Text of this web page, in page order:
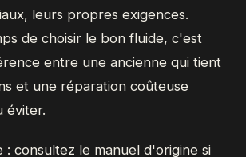
leurs propres exigences.
de choisir le bon fluide, c'est
entre une ancienne qui tient
et une réparation coûteuse
éviter.
: consultez le manuel d'origine si